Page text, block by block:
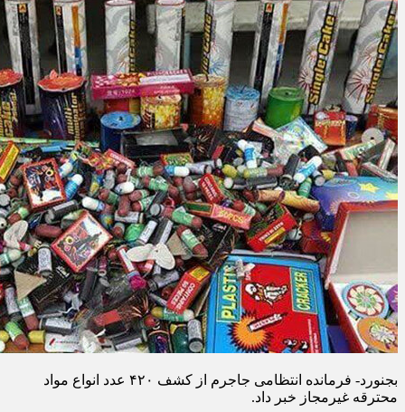
بجنورد- فرمانده انتظامی جاجرم از کشف ۴۲۰ عدد انواع مواد
محترقه غیرمجاز خبر داد.